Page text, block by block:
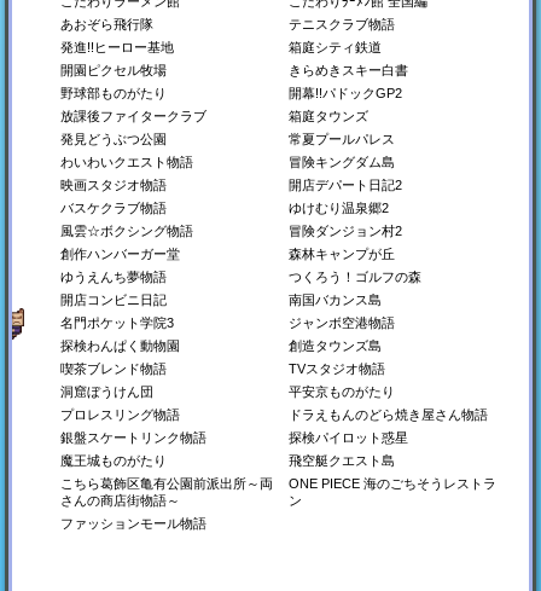
喫茶ブレンド物語
懐かしの喫茶店を経営し
よう！
Switch
Steam
PS4
探検わんぱく動物園
動物園をつくろう！
ジャンボ空港物語
Switch
Steam
PS4
名門ポケット学院3
名門校をつくろう！
Steam
南国バカンス島
南の島にリゾート地を作
Switch
ゆうえんち夢物語
遊園地を作ろう！
Switch
あおぞら飛行隊
テニスクラブ物語
発進!!ヒーロー基地
箱庭シティ鉄道
開園ピクセル牧場
きらめきスキー白書
野球部ものがたり
開幕!!パドックGP2
放課後ファイタークラブ
箱庭タウンズ
発見どうぶつ公園
常夏プールパレス
わいわいクエスト物語
冒険キングダム島
映画スタジオ物語
開店デパート日記2
バスケクラブ物語
ゆけむり温泉郷2
風雲☆ボクシング物語
冒険ダンジョン村2
創作ハンバーガー堂
森林キャンプが丘
ゆうえんち夢物語
つくろう！ゴルフの森
開店コンビニ日記
南国バカンス島
名門ポケット学院3
ジャンボ空港物語
探検わんぱく動物園
創造タウンズ島
喫茶ブレンド物語
TVスタジオ物語
洞窟ぼうけん団
平安京ものがたり
プロレスリング物語
ドラえもんのどら焼き屋さん物語
銀盤スケートリンク物語
探検パイロット惑星
魔王城ものがたり
飛空艇クエスト島
こちら葛飾区亀有公園前派出所～両
さんの商店街物語～
ONE PIECE 海のごちそうレストラ
ン
ファッションモール物語